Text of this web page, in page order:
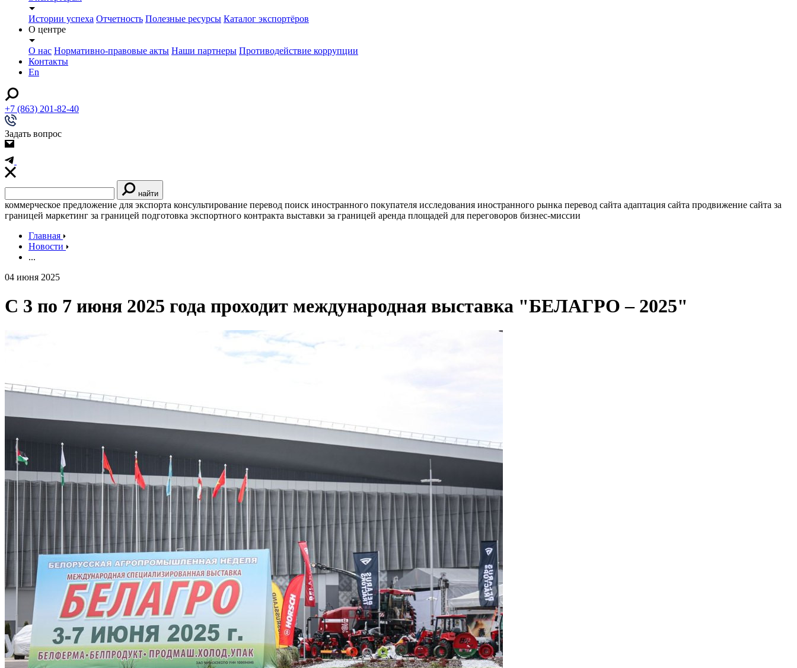
Истории успеха Отчетность Полезные ресурсы Каталог экспортёров
О центре
О нас Нормативно-правовые акты Наши партнеры Противодействие коррупции
Контакты
En
+7 (863) 201-82-40
Задать вопрос
найти
коммерческое предложение для экспорта консультирование перевод поиск иностранного покупателя исследования иностранного рынка перевод сайта адаптация сайта продвижение сайта за
границей маркетинг за границей подготовка экспортного контракта выставки за границей аренда площадей для переговоров бизнес-миссии
Главная
Новости
...
04 июня 2025
С 3 по 7 июня 2025 года проходит международная выставка "БЕЛАГРО – 2025"